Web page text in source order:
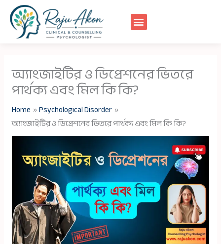
content
অ্যাংজাইটির ও ডিপ্রেশনের ভিতরে
পার্থক্য এবং মিল কি কি?
Home
Psychological Disorder
অ্যাংজাইটির ও ডিপ্রেশনের ভিতরে পার্থক্য এবং মিল কি কি?